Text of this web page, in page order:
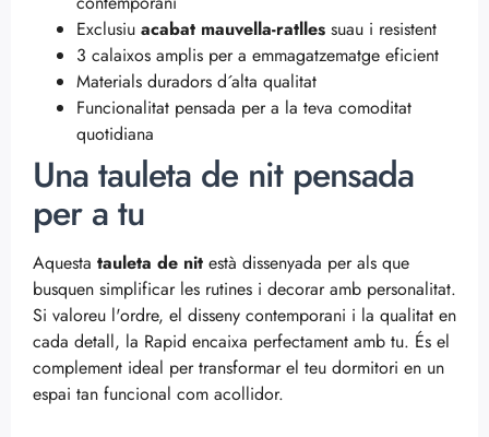
Exclusiu acabat mauvella-ratlles suau i resistent
3 calaixos amplis per a emmagatzematge eficient
Materials duradors d´alta qualitat
Funcionalitat pensada per a la teva comoditat
quotidiana
Una tauleta de nit pensada
per a tu
Aquesta tauleta de nit està dissenyada per als que
busquen simplificar les rutines i decorar amb personalitat.
Si valoreu l'ordre, el disseny contemporani i la qualitat en
cada detall, la Rapid encaixa perfectament amb tu. És el
complement ideal per transformar el teu dormitori en un
espai tan funcional com acollidor.